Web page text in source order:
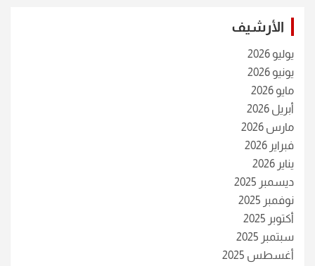
الأرشيف
يوليو 2026
يونيو 2026
مايو 2026
أبريل 2026
مارس 2026
فبراير 2026
يناير 2026
ديسمبر 2025
نوفمبر 2025
أكتوبر 2025
سبتمبر 2025
أغسطس 2025